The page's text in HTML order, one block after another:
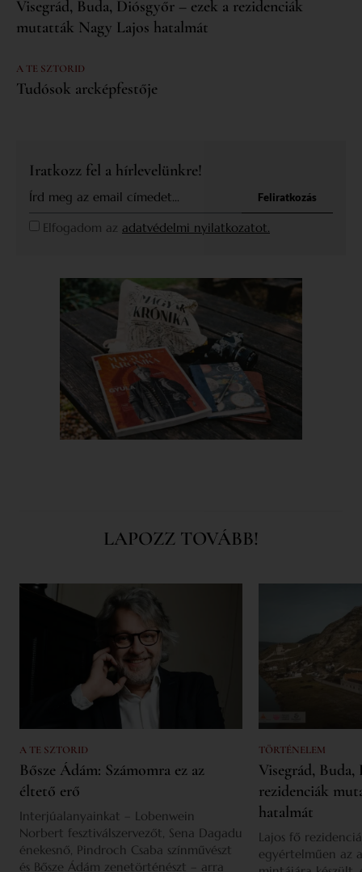
Visegrád, Buda, Diósgyőr – ezek a rezidenciák
mutatták Nagy Lajos hatalmát
A TE SZTORID
Tudósok arcképfestője
Iratkozz fel a hírlevelünkre!
Elfogadom az adatvédelmi nyilatkozatot.
Feliratkozás
LAPOZZ TOVÁBB!
A TE SZTORID
Bősze Ádám: Számomra ez az
éltető erő
Interjúalanyainkat – Lobenwein
Norbert fesztiválszervezőt, Sena Dagadu
énekesnő, Pindroch Csaba színművészt
és Bősze Ádám zenetörténészt – arra
TÖRTÉNELEM
Visegrád,
rezidenciák
hatalmát
Lajos fő
egyértelműen az